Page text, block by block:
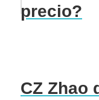
precio?
CZ Zhao